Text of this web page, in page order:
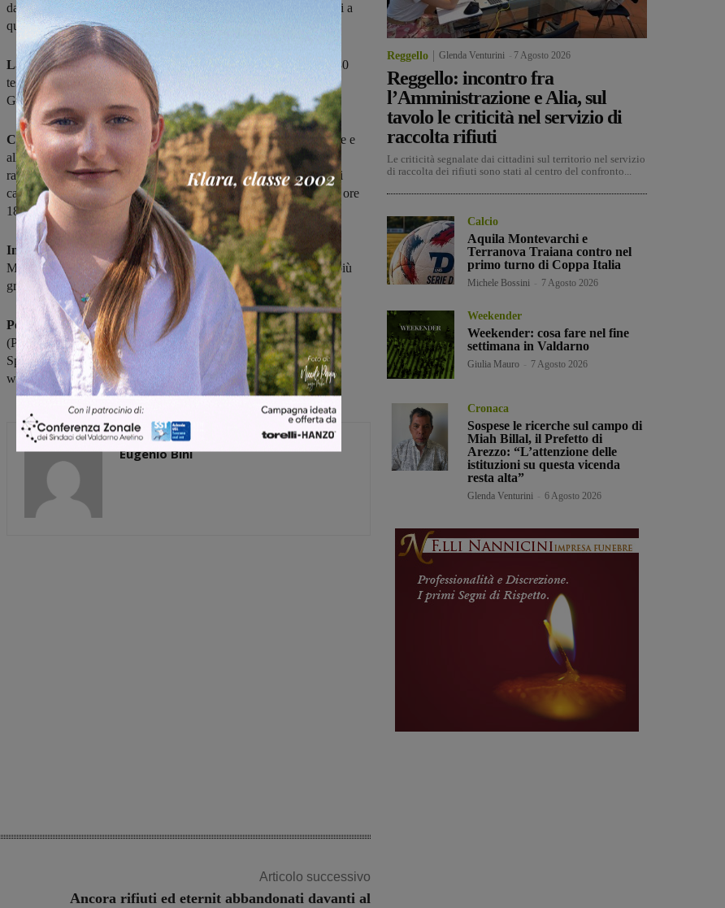
da 8 a 16 anni che amano giocare a pallone e vogliono avvicinarsi a
questo sport.
La società di calcio femminile valdarnese ha attualmente oltre 80
tesserate e 5 squadre: la prima squadra in Serie C, Juniores,
Giovanissime, Esordienti e Pulcine.
Con questo stage, la Vigorvuole offrire l’occasione alle bambine e
alle ragazze di provare gratuitamente, insieme agli istruttori e alle
ragazze della prima squadra, l’emozione di entrare in un campo di
calcio. Lo stage si svolgerà tutti i giorni dal 22 al 27 maggio dalle ore
18.00 al Campo Sportivo del Montanino (Reggello).
Inoltre lunedì 22 maggio,alle ore 21.00 sempre al Campo del
Montanino, la possibilità di provare sarà data anche alle ragazze più
grandi di 16 anni.
Per informazioni e iscrizioni:Claudio Massai 3396679269
(Presidente asd Vigor CF), Fabio Lapucci 3339834530 (Direttore
Sportivo asd Vigor CF), oppure consultare il sito della società :
www.iogufo.it.
Eugenio Bini
Articolo successivo
Ancora rifiuti ed eternit abbandonati davanti al
Reggello Glenda Venturini 7 Agosto 2026
Reggello: incontro fra
l’Amministrazione e Alia, sul
tavolo le criticità nel servizio di
raccolta rifiuti
Le criticità segnalate dai cittadini sul territorio nel servizio
di raccolta dei rifiuti sono stati al centro del confronto...
Calcio
Aquila Montevarchi e
Terranova Traiana contro nel
primo turno di Coppa Italia
Michele Bossini 7 Agosto 2026
Weekender
Weekender: cosa fare nel fine
settimana in Valdarno
Giulia Mauro 7 Agosto 2026
Cronaca
Sospese le ricerche sul campo di
Miah Billal, il Prefetto di
Arezzo: “L’attenzione delle
istituzioni su questa vicenda
resta alta”
Glenda Venturini 6 Agosto 2026